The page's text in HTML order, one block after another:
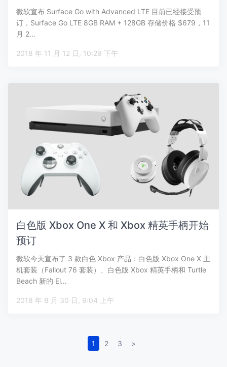
微软宣布 Surface Go with Advanced LTE 目前已经接受预
订，Surface Go LTE 8GB RAM + 128GB 存储价格 $679，11
月 2…
2018 年 11 月 12 日, 10:29 下午
白色版 Xbox One X 和 Xbox 精英手柄开始
预订
微软今天宣布了 3 款白色 Xbox 产品：白色版 Xbox One X 主
机套装（Fallout 76 套装）、白色版 Xbox 精英手柄和 Turtle
Beach 新的 El…
2018 年 8 月 30 日, 9:04 上午
1 2 3 >